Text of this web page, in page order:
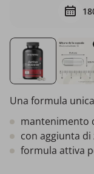
Una formula
mantenimento
con aggiunta di
formula attiva